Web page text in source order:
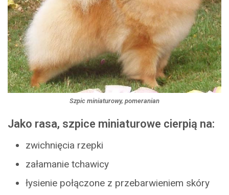
Szpic miniaturowy, pomeranian
Jako rasa, szpice miniaturowe cierpią na:
zwichnięcia rzepki
załamanie tchawicy
łysienie połączone z przebarwieniem skóry